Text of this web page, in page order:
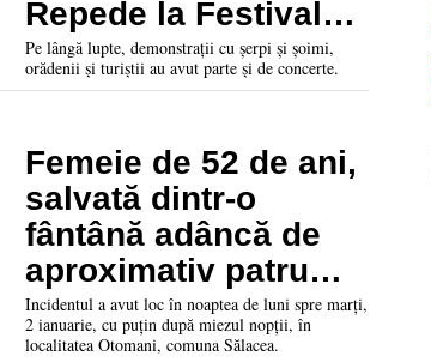
Repede la Festivalul
Medieval Oradea
Pe lângă lupte, demonstrații cu șerpi și șoimi,
orădenii și turiștii au avut parte și de concerte.
Femeie de 52 de ani,
salvată dintr-o
fântână adâncă de
aproximativ patru
metri de pompierii
bihoreni
Incidentul a avut loc în noaptea de luni spre marți,
2 ianuarie, cu puțin după miezul nopții, în
localitatea Otomani, comuna Sălacea.